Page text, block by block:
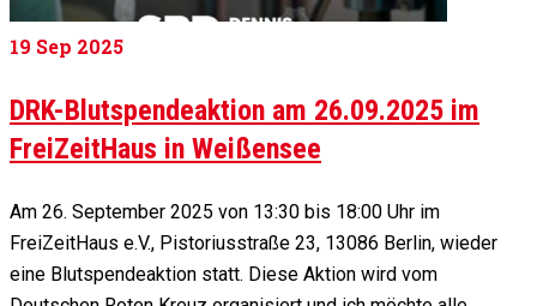
19 Sep 2025
DRK-Blutspendeaktion am 26.09.2025 im
FreiZeitHaus in Weißensee
Am 26. September 2025 von 13:30 bis 18:00 Uhr im
FreiZeitHaus e.V., Pistoriusstraße 23, 13086 Berlin, wieder
eine Blutspendeaktion statt. Diese Aktion wird vom